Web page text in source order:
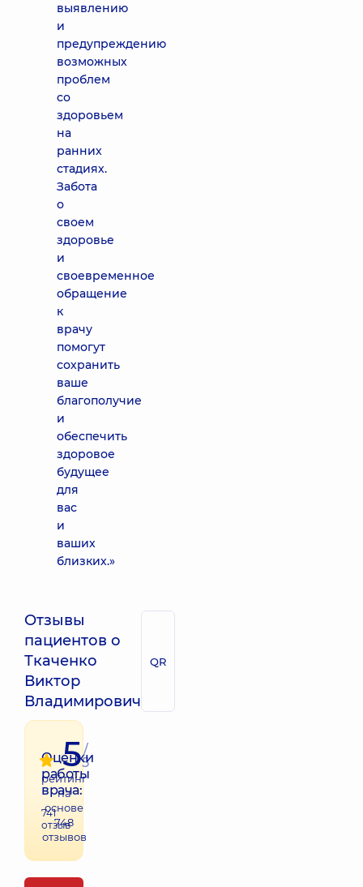
выявлению
и
предупреждению
возможных
проблем
со
здоровьем
на
ранних
стадиях.
Забота
о
своем
здоровье
и
своевременное
обращение
к
врачу
помогут
сохранить
ваше
благополучие
и
обеспечить
здоровое
будущее
для
вас
и
ваших
близких.»
Отзывы
пациентов о
Ткаченко
Виктор
Владимирович
QR
Оценки
работы
врача:
741
отзыв
5/
5
рейтинг
на
основе
748
отзывов